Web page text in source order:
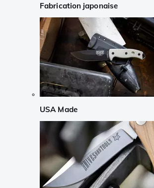
Fabrication japonaise
USA Made